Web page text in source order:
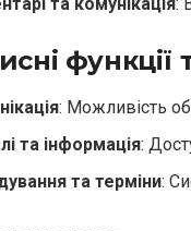
та комунікація:
функції
: Можливість
та інформація:
та терміни: